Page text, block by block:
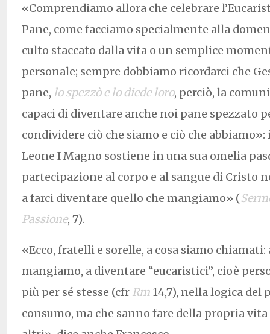
«Comprendiamo allora che celebrare
Pane, come facciamo specialmente alla
culto staccato dalla vita o un semplice
personale; sempre dobbiamo ricordarci che
pane, lo spezzò e lo diede loro, perciò, la
capaci di diventare anche noi pane spezzato
condividere ciò che siamo e ciò che
Leone I Magno sostiene in una sua omelia
partecipazione al corpo e al sangue di Cristo
a farci diventare quello che mangiamo» (
Passione, 7).
«Ecco, fratelli e sorelle, a cosa siamo
mangiamo, a diventare “eucaristici”, cioè
più per sé stesse (cfr Rm 14,7), nella logica del
consumo, ma che sanno fare della propria